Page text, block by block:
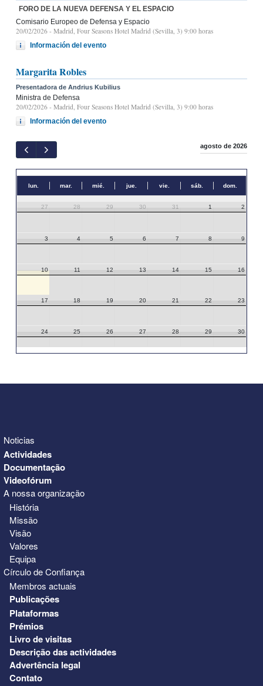
FORO DE LA NUEVA DEFENSA Y EL ESPACIO
Comisario Europeo de Defensa y Espacio
20/02/2026 - Madrid, Four Seasons Hotel Madrid (Sevilla, 3) 9:00 horas
Información del evento
Margarita Robles
Presentadora de Andrius Kubilius
Ministra de Defensa
20/02/2026 - Madrid, Four Seasons Hotel Madrid (Sevilla, 3) 9:00 horas
Información del evento
agosto de 2026
lun. mar. mié. jue. vie. sáb. dom.
27 28 29 30 31 1 2
3 4 5 6 7 8 9
10 11 12 13 14 15 16
17 18 19 20 21 22 23
24 25 26 27 28 29 30
Noticias
Actividades
Documentação
Videofórum
A nossa organização
História
Missão
Visão
Valores
Equipa
Círculo de Confiança
Membros actuais
Publicações
Plataformas
Prémios
Livro de visitas
Descrição das actividades
Advertência legal
Contato